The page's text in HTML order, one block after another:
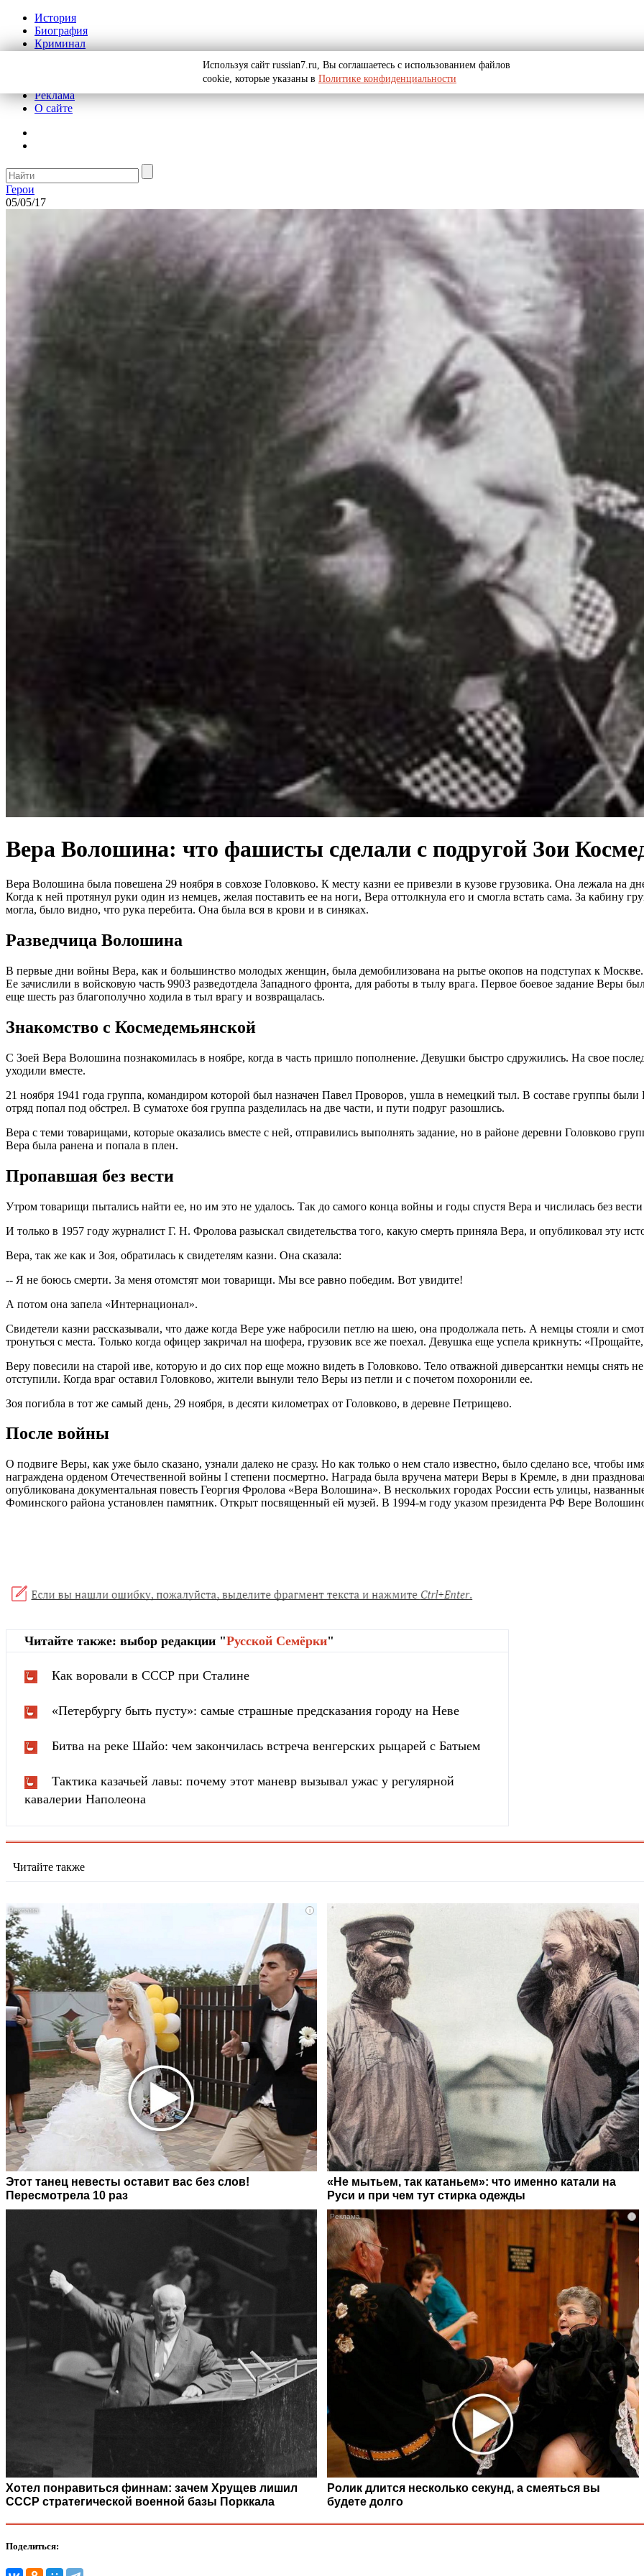
История
Биография
Криминал
Реклама
О сайте
Герои
05/05/17
Вера Волошина: что фашисты сделали с подругой Зои
Вера Волошина была повешена 29 ноября в совхозе Головково. К месту казни ее привезли в кузове грузовика. Она лежала на
Когда к ней протянул руки один из немцев, желая поставить ее на ноги, Вера оттолкнула его и смогла встать сама. За кабину
могла, было видно, что рука перебита. Она была вся в крови и в синяках.
Разведчица Волошина
В первые дни войны Вера, как и большинство молодых женщин, была демобилизована на рытье окопов на подступах к
Ее зачислили в войсковую часть 9903 разведотдела Западного фронта, для работы в тылу врага. Первое боевое задание Веры
еще шесть раз благополучно ходила в тыл врагу и возвращалась.
Знакомство с Космедемьянской
С Зоей Вера Волошина познакомилась в ноябре, когда в часть пришло пополнение. Девушки быстро сдружились. На свое
уходили вместе.
21 ноября 1941 года группа, командиром которой был назначен Павел Проворов, ушла в немецкий тыл. В составе группы
отряд попал под обстрел. В суматохе боя группа разделилась на две части, и пути подруг разошлись.
Вера с теми товарищами, которые оказались вместе с ней, отправились выполнять задание, но в районе деревни Головково
Вера была ранена и попала в плен.
Пропавшая без вести
Утром товарищи пытались найти ее, но им это не удалось. Так до самого конца войны и годы спустя Вера и числилась без
И только в 1957 году журналист Г. Н. Фролова разыскал свидетельства того, какую смерть приняла Вера, и опубликовал эту
Вера, так же как и Зоя, обратилась к свидетелям казни. Она сказала:
-- Я не боюсь смерти. За меня отомстят мои товарищи. Мы все равно победим. Вот увидите!
А потом она запела «Интернационал».
Свидетели казни рассказывали, что даже когда Вере уже набросили петлю на шею, она продолжала петь. А немцы стояли и
тронуться с места. Только когда офицер закричал на шофера, грузовик все же поехал. Девушка еще успела крикнуть:
Веру повесили на старой иве, которую и до сих пор еще можно видеть в Головково. Тело отважной диверсантки немцы снять
отступили. Когда враг оставил Головково, жители вынули тело Веры из петли и с почетом похоронили ее.
Зоя погибла в тот же самый день, 29 ноября, в десяти километрах от Головково, в деревне Петрищево.
После войны
О подвиге Веры, как уже было сказано, узнали далеко не сразу. Но как только о нем стало известно, было сделано все,
награждена орденом Отечественной войны I степени посмертно. Награда была вручена матери Веры в Кремле, в дни
опубликована документальная повесть Георгия Фролова «Вера Волошина». В нескольких городах России есть улицы,
Фоминского района установлен памятник. Открыт посвященный ей музей. В 1994-м году указом президента РФ Вере
Читайте также: выбор редакции "Русской Cемёрки"
Как воровали в СССР при Сталине
«Петербургу быть пусту»: самые страшные предсказания городу на Неве
Битва на реке Шайо: чем закончилась встреча венгерских рыцарей с Батыем
Тактика казачьей лавы: почему этот маневр вызывал ужас у регулярной
кавалерии Наполеона
Читайте также
i
Этот танец невесты оставит вас без слов!
Пересмотрела 10 раз
«Не мытьем, так катаньем»: что именно катали на
Руси и при чем тут стирка одежды
Хотел понравиться финнам: зачем Хрущев лишил
СССР стратегической военной базы Порккала
i
Ролик длится несколько секунд, а смеяться вы
будете долго
Поделиться:
Используя сайт russian7.ru, Вы соглашаетесь с использованием файлов
cookie, которые указаны в Политике конфиденциальности